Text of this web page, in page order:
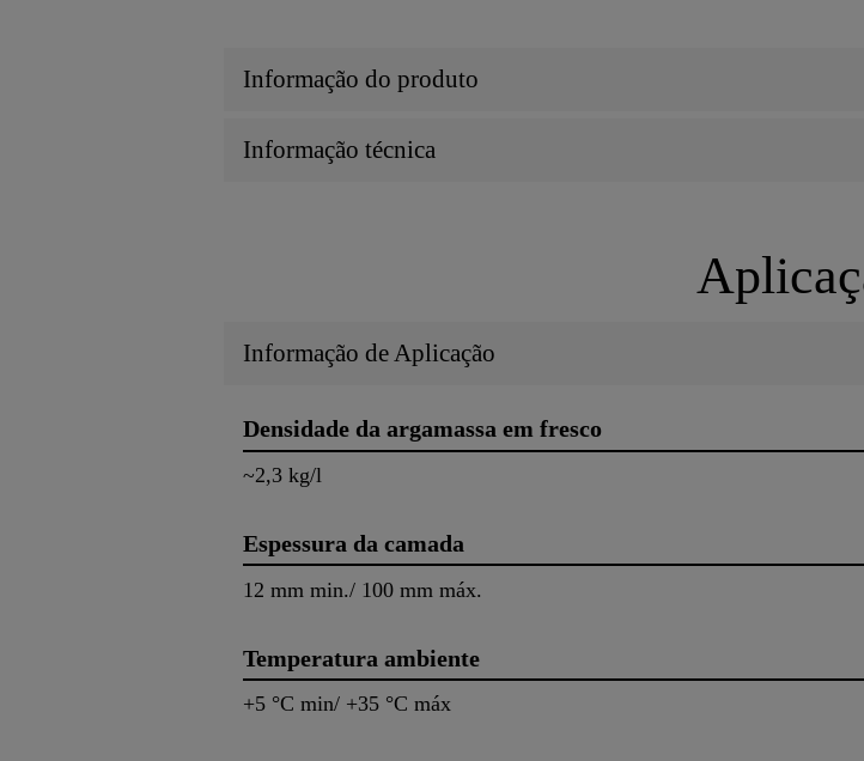
Informação do produto
Informação técnica
Informação de Aplicação
Densidade da argamassa em fresco
~2,3 kg/l
Espessura da camada
12 mm min./ 100 mm máx.
Temperatura ambiente
+5 °C min/ +35 °C máx